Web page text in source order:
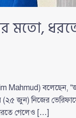
মতো,
Mahmud) বলেছেন,
(২৫ জুন) নিজের
গেলেও […]